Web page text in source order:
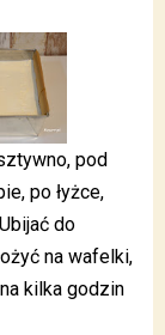
pod
po łyżce,
do
na wafelki,
kilka godzin